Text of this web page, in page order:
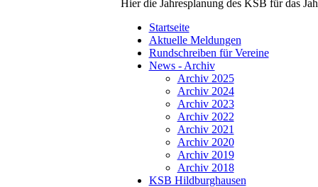
Hier die Jahresplanung des KSB für das
Startseite
Aktuelle Meldungen
Rundschreiben für Vereine
News - Archiv
Archiv 2025
Archiv 2024
Archiv 2023
Archiv 2022
Archiv 2021
Archiv 2020
Archiv 2019
Archiv 2018
KSB Hildburghausen